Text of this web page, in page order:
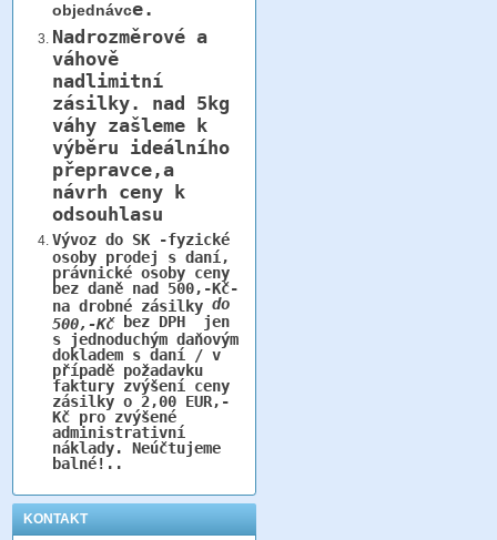
objednávce.
Nadrozměrové a
váhově
nadlimitní
zásilky. nad 5kg
váhy zašleme k
výběru ideálního
přepravce,a
návrh ceny k
odsouhlasu
Vývoz do SK -fyzické
osoby prodej s daní,
právnické osoby ceny
bez daně nad 500,-Kč-
na drobné zásilky do
500,-Kčbez DPH jen
s jednoduchým daňovým
dokladem s daní / v
případě požadavku
faktury zvýšení ceny
zásilky o 2,00 EUR,-
Kč pro zvýšené
administrativní
náklady. Neúčtujeme
balné!..
KONTAKT